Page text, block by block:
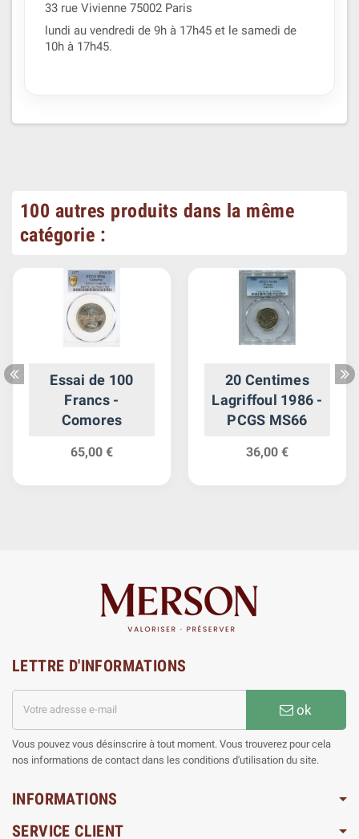
33 rue Vivienne 75002 Paris
lundi au vendredi de 9h à 17h45 et le samedi de
10h à 17h45.
100 autres produits dans la même
catégorie :
Essai de 100
Francs -
Comores
65,00 €
20 Centimes
Lagriffoul 1986 -
PCGS MS66
36,00 €
LETTRE D'INFORMATIONS
ok
Vous pouvez vous désinscrire à tout moment. Vous trouverez pour cela
nos informations de contact dans les conditions d'utilisation du site.
INFORMATIONS
SERVICE CLIENT